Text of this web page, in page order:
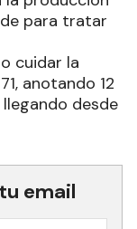
para tratar
cuidar la
anotando 12
desde
email